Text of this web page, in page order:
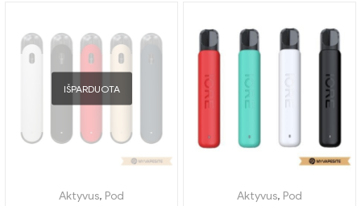
IŠPARDUOTA
Aktyvus, Pod
Aktyvus, Pod